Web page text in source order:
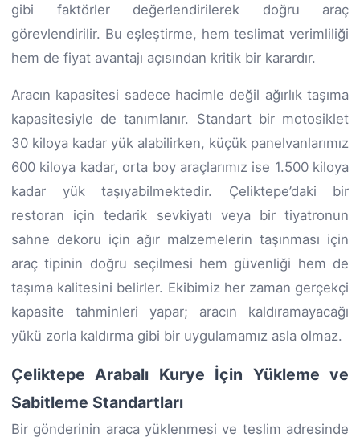
gibi faktörler değerlendirilerek doğru araç
görevlendirilir. Bu eşleştirme, hem teslimat verimliliği
hem de fiyat avantajı açısından kritik bir karardır.
Aracın kapasitesi sadece hacimle değil ağırlık taşıma
kapasitesiyle de tanımlanır. Standart bir motosiklet
30 kiloya kadar yük alabilirken, küçük panelvanlarımız
600 kiloya kadar, orta boy araçlarımız ise 1.500 kiloya
kadar yük taşıyabilmektedir. Çeliktepe’daki bir
restoran için tedarik sevkiyatı veya bir tiyatronun
sahne dekoru için ağır malzemelerin taşınması için
araç tipinin doğru seçilmesi hem güvenliği hem de
taşıma kalitesini belirler. Ekibimiz her zaman gerçekçi
kapasite tahminleri yapar; aracın kaldıramayacağı
yükü zorla kaldırma gibi bir uygulamamız asla olmaz.
Çeliktepe Arabalı Kurye İçin Yükleme ve
Sabitleme Standartları
Bir gönderinin araca yüklenmesi ve teslim adresinde